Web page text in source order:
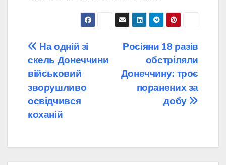
Навігація
записів
Росіяни 18 разів
обстріляли
Донеччину: троє
поранених за
добу
На одній зі
скель Донеччини
військовий
зворушливо
освідчився
коханій